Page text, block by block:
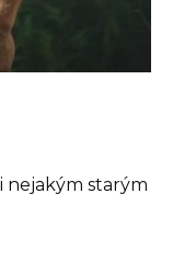
nejakým starým